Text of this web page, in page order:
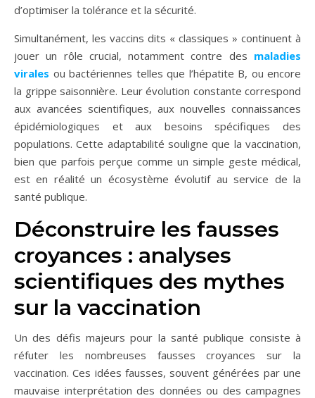
d’optimiser la tolérance et la sécurité.
Simultanément, les vaccins dits « classiques » continuent à
jouer un rôle crucial, notamment contre des maladies
virales ou bactériennes telles que l’hépatite B, ou encore
la grippe saisonnière. Leur évolution constante correspond
aux avancées scientifiques, aux nouvelles connaissances
épidémiologiques et aux besoins spécifiques des
populations. Cette adaptabilité souligne que la vaccination,
bien que parfois perçue comme un simple geste médical,
est en réalité un écosystème évolutif au service de la
santé publique.
Déconstruire les fausses
croyances : analyses
scientifiques des mythes
sur la vaccination
Un des défis majeurs pour la santé publique consiste à
réfuter les nombreuses fausses croyances sur la
vaccination. Ces idées fausses, souvent générées par une
mauvaise interprétation des données ou des campagnes